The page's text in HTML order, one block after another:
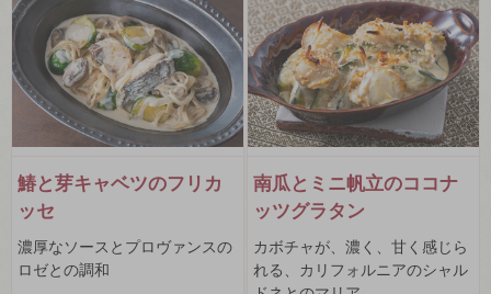
鰆と芽キャベツのフリカ
ッセ
濃厚なソースとプロヴァンスの
ロゼとの調和
南瓜とミニ帆立のココナ
ッツグラタン
カボチャが、濃く、甘く感じら
れる、カリフォルニアのシャル